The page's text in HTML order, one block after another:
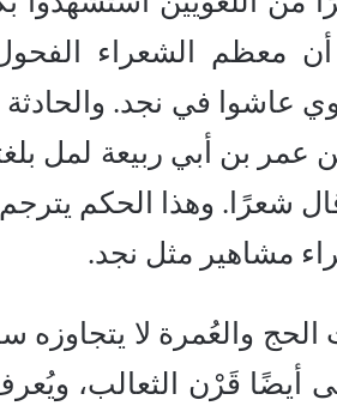
أن معظم الشعراء
عاشوا في نجد. والحادثة
بن أبي ربيعة لمل
شعرًا. وهذا الحكم
مشاهير مثل نجد.
والعُمرة لا يتجاوزه
أيضًا قَرْن الثعالب،